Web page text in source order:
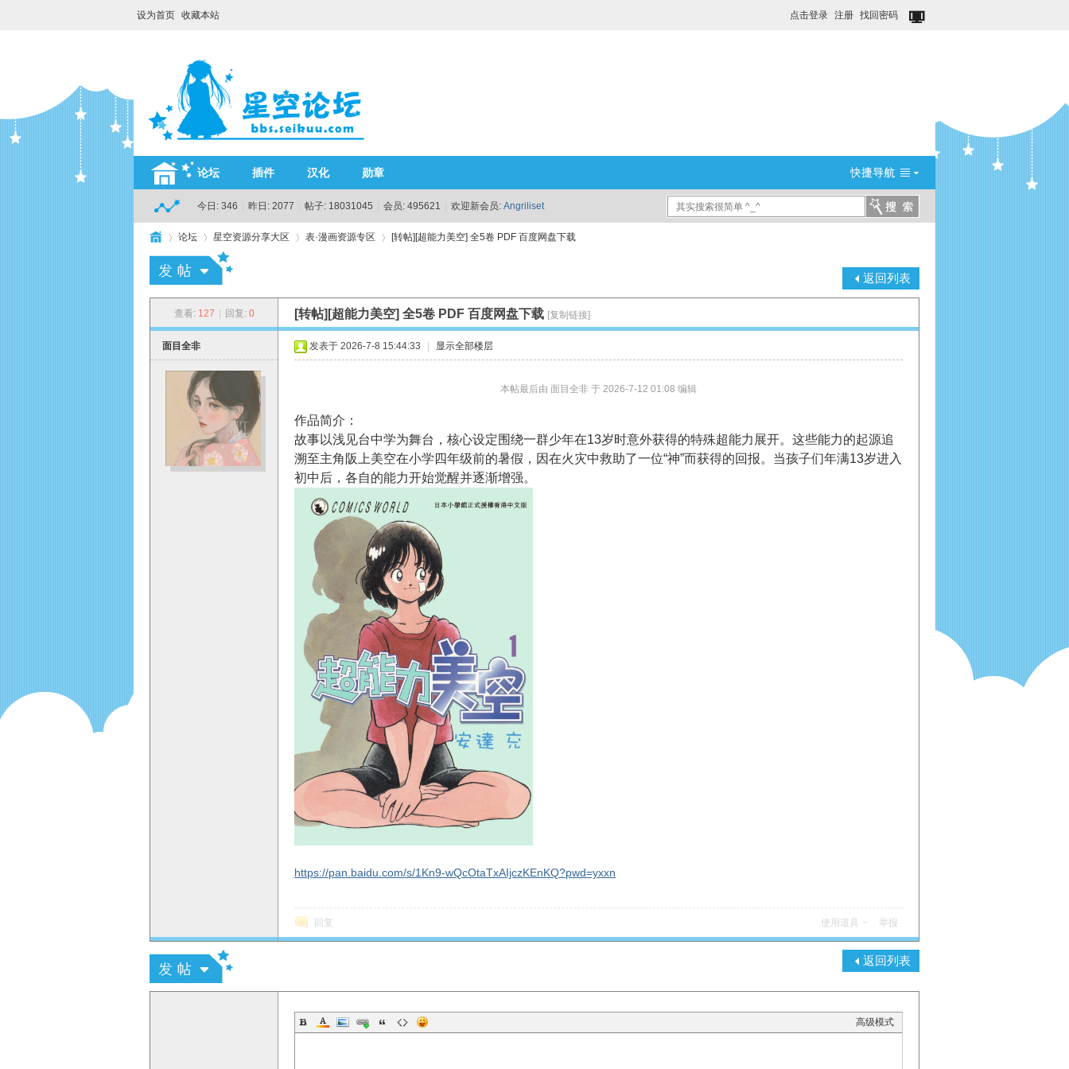
设为首页 收藏本站 点击登录 注册 找回密码
论坛 插件 汉化 勋章
今日: 346 昨日: 2077 帖子: 18031045 会员: 495621 欢迎新会员: Angriliset
论坛 星空资源分享大区 表·漫画资源专区 [转帖][超能力美空] 全5卷 PDF 百度网盘下载
返回列表
查看: 127 回复: 0 [转帖][超能力美空] 全5卷 PDF 百度网盘下载 [复制链接]
面目全非 发表于 2026-7-8 15:44:33 显示全部楼层
本帖最后由 面目全非 于 2026-7-12 01:08 编辑
作品简介：
故事以浅见台中学为舞台，核心设定围绕一群少年在13岁时意外获得的特殊超能力展开。这些能力的起源追
溯至主角阪上美空在小学四年级前的暑假，因在火灾中救助了一位“神”而获得的回报。当孩子们年满13岁进入
初中后，各自的能力开始觉醒并逐渐增强。
https://pan.baidu.com/s/1Kn9-wQcOtaTxAIjczKEnKQ?pwd=yxxn
回复 使用道具 举报
返回列表
高级模式